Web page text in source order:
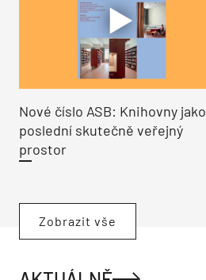
Nové číslo ASB: Knihovny jako
poslední skutečně veřejný
prostor
Zobrazit vše